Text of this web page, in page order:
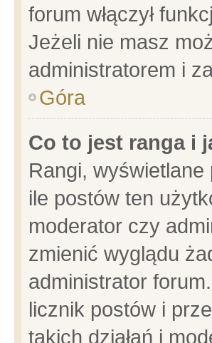
forum włączył
Jeżeli nie masz
administratorem i
Góra
Co to jest ranga i
Rangi,
ile postów ten
moderator czy
zmienić wyglądu
administrator
licznik postów i
takich działań i